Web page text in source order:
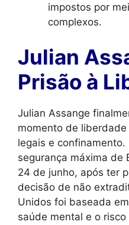
impostos por
complexos.
Julian
Prisão à
Julian Assange
momento de
legais e
segurança máxima de
24 de junho, após ter
decisão de não
Unidos foi baseada
saúde mental e o